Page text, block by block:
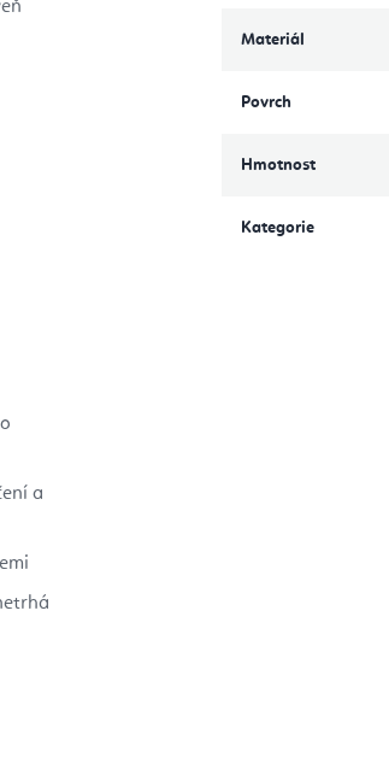
a
Materiál
Povrch
Hmotnost
Kategorie